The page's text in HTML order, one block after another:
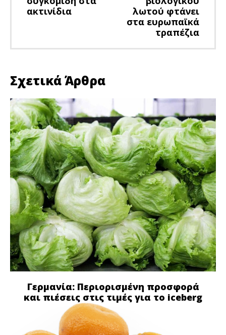
ακτινίδια
λωτού φτάνει
στα ευρωπαϊκά
τραπέζια
Σχετικά Άρθρα
Γερμανία: Περιορισμένη προσφορά
και πιέσεις στις τιμές για το iceberg